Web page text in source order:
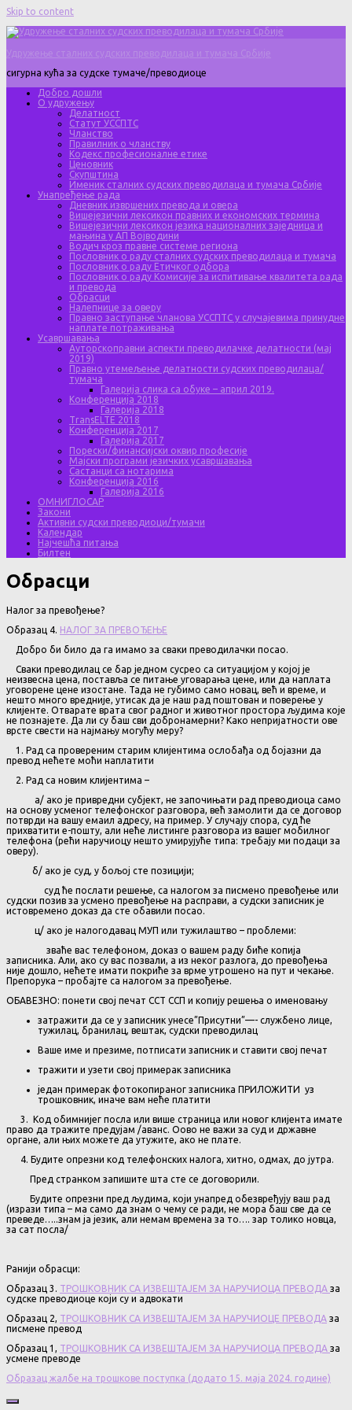
Skip to content
Удружење сталних судских преводилаца и тумача Србије
сигурна кућа за судске тумаче/преводиоце
Добро дошли
О удружењу
Делатност
Статут УССПТС
Чланство
Правилник о чланству
Кодекс професионалне етике
Ценовник
Скупштина
Именик сталних судских преводилаца и тумача Србије
Унапређење рада
Дневник извршених превода и овера
Вишејезични лексикон правних и економских термина
Вишејезични лексикон језика националних заједница и
мањина у АП Војводини
Водич кроз правне системе региона
Пословник о раду сталних судских преводилаца и тумача
Пословник о раду Етичког одбора
Пословник о раду Комисије за испитивање квалитета рада
и превода
Обрасци
Налепнице за оверу
Правно заступање чланова УССПТС у случајевима принудне
наплате потраживања
Усавршавања
Ауторскоправни аспекти преводилачке делатности (мај
2019)
Правно утемељење делатности судских преводилаца/
тумача
Галерија слика са обуке – април 2019.
Конференција 2018
Галерија 2018
TransELTE 2018
Конференција 2017
Галерија 2017
Порески/финансијски оквир професије
Мајски програми језичких усавршавања
Састанци са нотарима
Конференција 2016
Галерија 2016
ОМНИГЛОСАР
Закони
Активни судски преводиоци/тумачи
Календар
Најчешћа питања
Билтен
Обрасци
Налог за превођење?
Образац 4. НАЛОГ ЗА ПРЕВОЂЕЊЕ
Добро би било да га имамо за сваки преводилачки посао.
Сваки преводилац се бар једном сусрео са ситуацијом у којој је
неизвесна цена, поставља се питање уговарања цене, или да наплата
уговорене цене изостане. Тада не губимо само новац, већ и време, и
нешто много вредније, утисак да је наш рад поштован и поверење у
клијенте. Отварате врата свог радног и животног простора људима које
не познајете. Да ли су баш сви добронамерни? Како непријатности ове
врсте свести на најмању могућу меру?
1. Рад са провереним старим клијентима ослобађа од бојазни да
превод нећете моћи наплатити
2. Рад са новим клијентима –
а/ ако је привредни субјект, не започињати рад преводиоца само
на основу усменог телефонског разговора, већ замолити да се договор
потврди на вашу емаил адресу, на пример. У случају спора, суд ће
прихватити е-пошту, али неће листинге разговора из вашег мобилног
телефона (рећи наручиоцу нешто умирујуће типа: требају ми подаци за
оверу).
б/ ако је суд, у бољој сте позицији;
суд ће послати решење, са налогом за писмено превођење или
судски позив за усмено превођење на расправи, а судски записник је
истовремено доказ да сте обавили посао.
ц/ ако је налогодавац МУП или тужилаштво – проблеми:
зваће вас телефоном, доказ о вашем раду биће копија
записника. Али, ако су вас позвали, а из неког разлога, до превођења
није дошло, нећете имати покриће за врме утрошено на пут и чекање.
Препорука – пробајте са налогом за превођење.
ОБАВЕЗНО: понети свој печат ССТ ССП и копију решења о именовању
затражити да се у записник унесе”Присутни”—- службено лице,
тужилац, бранилац, вештак, судски преводилац
Ваше име и презиме, потписати записник и ставити свој печат
тражити и узети свој примерак записника
jедан примерак фотокопираног записника ПРИЛОЖИТИ уз
трошковник, иначе вам неће платити
3. Код обимнијег посла или више страница или новог клијента имате
право да тражите предујам /аванс. Оово не важи за суд и државне
органе, али њих можете да утужите, ако не плате.
4. Будите опрезни код телефонских налога, хитно, одмах, до јутра.
Пред странком запишите шта сте се договорили.
Будите опрезни пред људима, који унапред обезвређују ваш рад
(изрази типа – ма само да знам о чему се ради, не мора баш све да се
преведе…..знам ја језик, али немам времена за то…. зар толико новца,
за сат посла/
Ранији обрасци:
Образац 3. ТРОШКОВНИК СА ИЗВЕШТАЈЕМ ЗА НАРУЧИОЦА ПРЕВОДА за
судске преводиоце који су и адвокати
Образац 2, ТРОШКОВНИК СА ИЗВЕШТАЈЕМ ЗА НАРУЧИОЦЕ ПРЕВОДА за
писмене превод
Образац 1, ТРОШКОВНИК СА ИЗВЕШТАЈЕМ ЗА НАРУЧИОЦА ПРЕВОДА за
усмене преводе
Образац жалбе на трошкове поступка (додато 15. маја 2024. године)